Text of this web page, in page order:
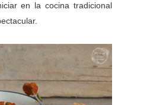
en la cocina tradicional